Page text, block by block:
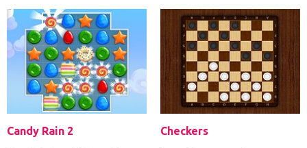
Candy Rain 2 Checkers